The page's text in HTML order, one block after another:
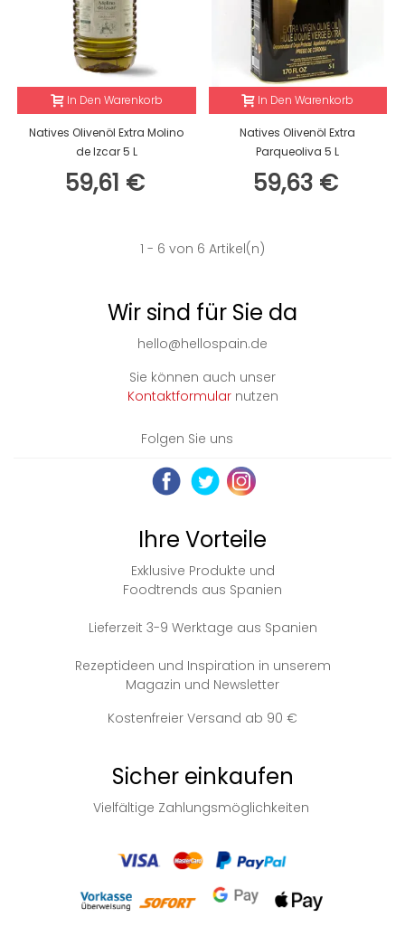
In Den Warenkorb
Natives Olivenöl Extra Molino
de Izcar 5 L
59,61 €
In Den Warenkorb
Natives Olivenöl Extra
Parqueoliva 5 L
59,63 €
1 - 6 von 6 Artikel(n)
Wir sind für Sie da
hello@hellospain.de
Sie können auch unser
Kontaktformularnutzen
Folgen Sie uns
Ihre Vorteile
Exklusive Produkte und
Foodtrends aus Spanien
Lieferzeit 3-9 Werktage aus Spanien
Rezeptideen und Inspiration in unserem
Magazin und Newsletter
Kostenfreier Versand ab 90 €
Sicher einkaufen
Vielfältige Zahlungsmöglichkeiten